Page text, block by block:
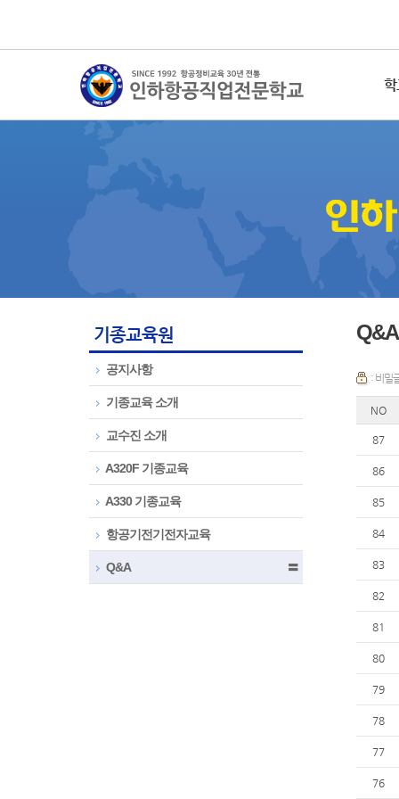
학
기종교육원
공지사항
기종교육 소개
교수진 소개
A320F 기종교육
A330 기종교육
항공기전기전자교육
Q&A 〓
Q&A
: 비밀
NO
87
86
85
84
83
82
81
80
79
78
77
76